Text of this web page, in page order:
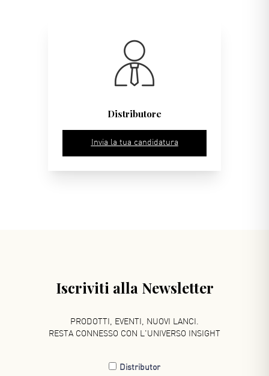
Distributore
Invia la tua candidatura
Iscriviti alla Newsletter
PRODOTTI, EVENTI, NUOVI LANCI.
RESTA CONNESSO CON L'UNIVERSO INSIGHT
Distributor